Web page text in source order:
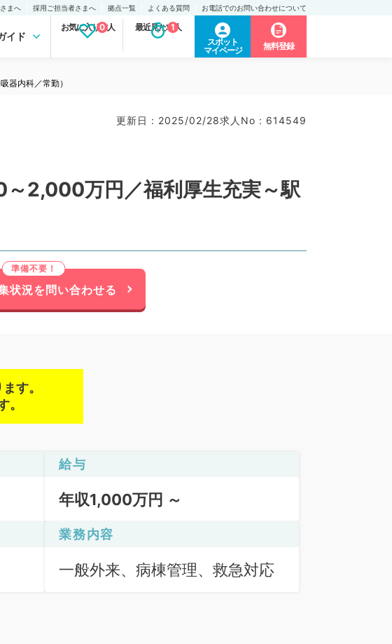
まへ 採用ご担当者さまへ 拠点一覧 よくある質問 お電話でのお問い合わせについて
イド
お気に入り求人
0 最近見た求人
1
スポット
マイページ
無料登録
器内科／常勤）
更新日 : 2025/02/28求人No : 614549
2,000万円／福利厚生充実～駅
状況を問い合わせる
す。
。
給与
年収1,000万円 ～
業務内容
一般外来、病棟管理、救急対応